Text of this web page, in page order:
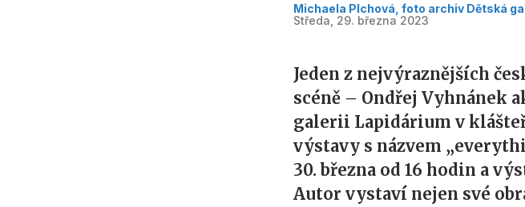
Michaela Plchová, foto archiv Dětská
Středa, 29. března 2023
Jeden z nejvýraznějších
scéně – Ondřej Vyhnánek
galerii Lapidárium v
výstavy s názvem
30. března od 16 hodin a
Autor vystaví nejen své